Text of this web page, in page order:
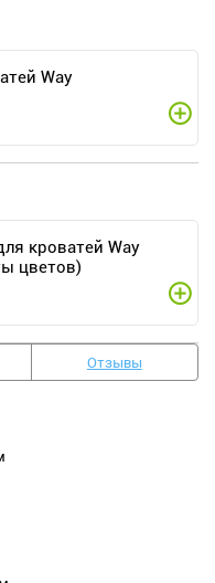
Way
кроватей Way
цветов)
Отзывы